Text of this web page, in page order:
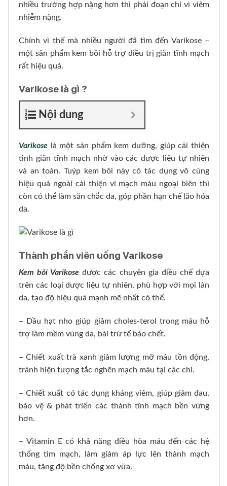
nhiều trường hợp nặng hơn thì phải đoạn chi vì viêm
nhiễm nặng.
Chính vì thế mà nhiều người đã tìm đến Varikose –
một sản phẩm kem bôi hỗ trợ điều trị giãn tĩnh mạch
rất hiệu quả.
Varikose là gì ?
Nội dung
Varikose là một sản phẩm kem dưỡng, giúp cải thiện
tình giãn tĩnh mạch nhờ vào các dược liệu tự nhiên
và an toàn. Tuýp kem bôi này có tác dụng vô cùng
hiệu quả ngoài cải thiện vi mạch máu ngoại biên thì
còn có thể làm săn chắc da, góp phần hạn chế lão hóa
da.
Thành phần viên uống Varikose
Kem bôi Varikoseđược các chuyên gia điều chế dựa
trên các loại dược liệu tự nhiên, phù hợp với mọi làn
da, tạo độ hiệu quả mạnh mẽ nhất có thể.
– Dầu hạt nho giúp giảm choles-terol trong máu hỗ
trợ làm mềm vùng da, bài trừ tế bào chết.
– Chiết xuất trà xanh giảm lượng mỡ máu tồn động,
tránh hiện tượng tắc nghẽn mạch máu tại các chi.
– Chiết xuất có tác dụng kháng viêm, giúp giảm đau,
bảo vệ & phát triển các thành tĩnh mạch bền vững
hơn.
– Vitamin E có khả năng điều hòa máu đến các hệ
thống tim mạch, làm giảm áp lực lên thành mạch
máu, tăng độ bền chống xơ vữa.